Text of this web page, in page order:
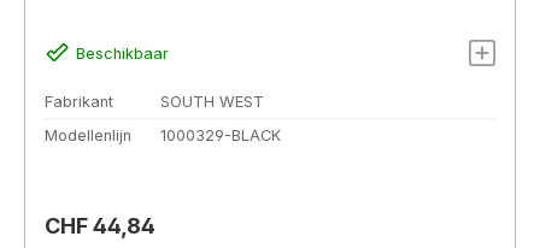
Beschikbaar
Fabrikant
SOUTH WEST
Modellenlijn
1000329-BLACK
Normale prijs:
CHF 44,84